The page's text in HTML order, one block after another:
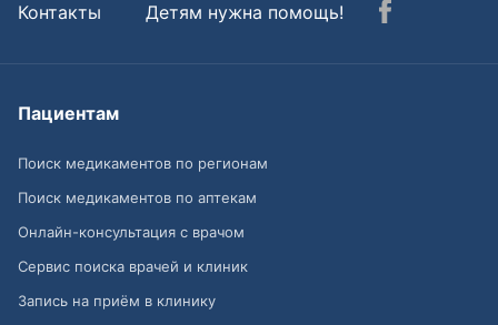
Контакты
Детям нужна помощь!
Пациентам
Поиск медикаментов по регионам
Поиск медикаментов по аптекам
Онлайн-консультация с врачом
Сервис поиска врачей и клиник
Запись на приём в клинику